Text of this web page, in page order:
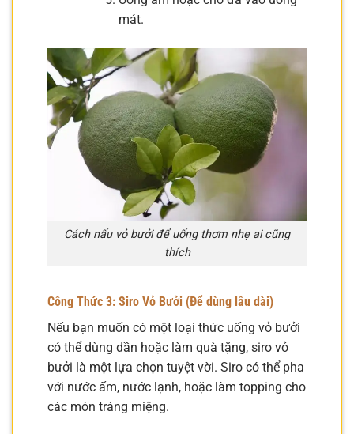
mát.
Cách nấu vỏ bưởi để uống thơm nhẹ ai cũng
thích
Công Thức 3: Siro Vỏ Bưởi (Để dùng lâu dài)
Nếu bạn muốn có một loại thức uống vỏ bưởi
có thể dùng dần hoặc làm quà tặng, siro vỏ
bưởi là một lựa chọn tuyệt vời. Siro có thể pha
với nước ấm, nước lạnh, hoặc làm topping cho
các món tráng miệng.